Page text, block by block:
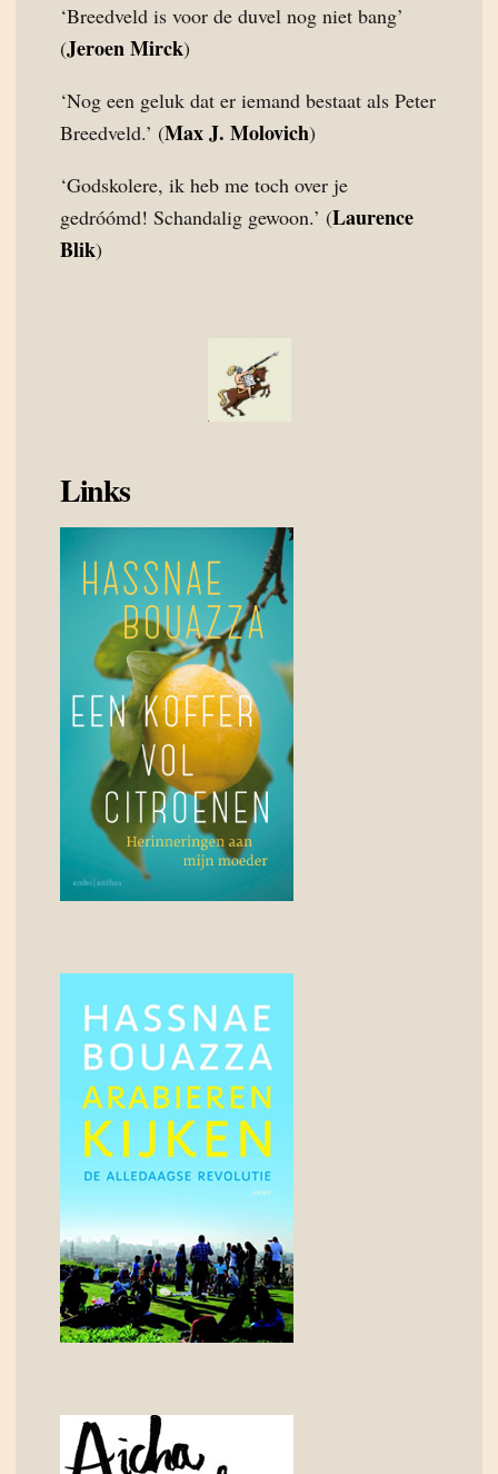
‘Breedveld is voor de duvel nog niet bang’
(Jeroen Mirck)
‘Nog een geluk dat er iemand bestaat als Peter
Breedveld.’ (Max J. Molovich)
‘Godskolere, ik heb me toch over je
gedróómd! Schandalig gewoon.’ (Laurence
Blik)
Links